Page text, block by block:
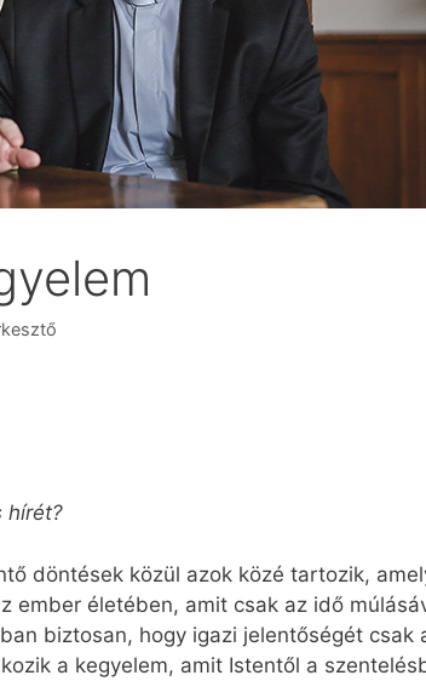
hírét?
döntések közül azok közé tartozik,
ember életében, amit csak az idő
biztosan, hogy igazi jelentőségét
a kegyelem, amit Istentől a